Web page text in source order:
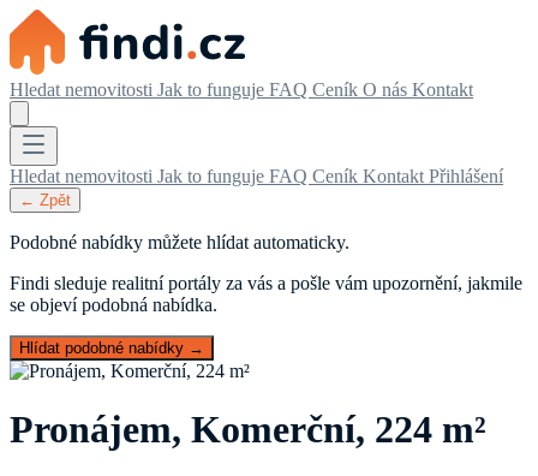
Hledat nemovitosti Jak to funguje FAQ Ceník O nás Kontakt
Hledat nemovitosti Jak to funguje FAQ Ceník Kontakt Přihlášení
← Zpět
Podobné nabídky můžete hlídat automaticky.
Findi sleduje realitní portály za vás a pošle vám upozornění, jakmile
se objeví podobná nabídka.
Hlídat podobné nabídky →
Pronájem, Komerční, 224 m²